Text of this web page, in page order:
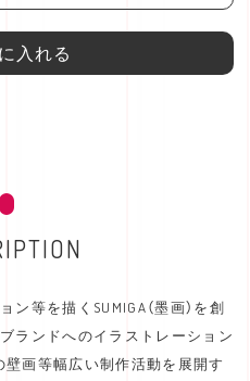
入れる
ン等を描くSUMIGA（墨画）を創
ランドへのイラストレーション
壁画等幅広い制作活動を展開す